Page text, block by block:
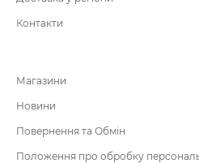
Контакти
Магазини
Новини
Повернення та Обмін
Положення про обробку